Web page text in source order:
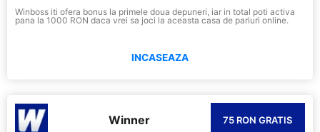
Winboss iti ofera bonus la primele doua depuneri, iar in total poti activa
pana la 1000 RON daca vrei sa joci la aceasta casa de pariuri online.
INCASEAZA
Winner 75 RON GRATIS